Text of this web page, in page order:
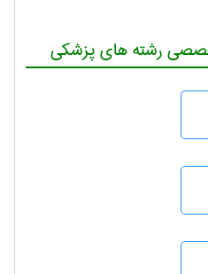
رشته های پزشکی